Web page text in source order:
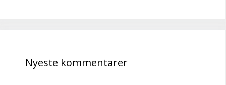
Nyeste kommentarer